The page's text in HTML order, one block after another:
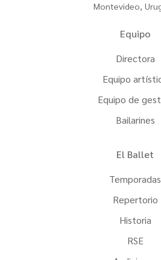
Montevideo,
Equipo
Directora
Equipo
Equipo de
Bailarines
El Ballet
Temporadas
Repertorio
Historia
RSE